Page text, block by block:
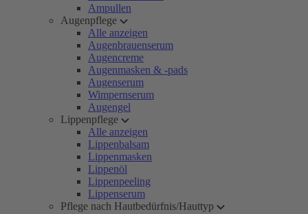
Ampullen
Augenpflege
Alle anzeigen
Augenbrauenserum
Augencreme
Augenmasken & -pads
Augenserum
Wimpernserum
Augengel
Lippenpflege
Alle anzeigen
Lippenbalsam
Lippenmasken
Lippenöl
Lippenpeeling
Lippenserum
Pflege nach Hautbedürfnis/Hauttyp